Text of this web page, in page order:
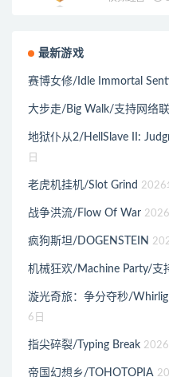
最新游戏
赛博女修/Idle Immortal
大步走/Big Walk/支持网络
地狱仆从2/HellSlave II:
日
老虎机挂机/Slot Grind 2026
战争洪流/Flow Of War
疯狗斯坦/DOGENSTEIN
机械狂欢/Machine Party/支
漩光奇旅：争分夺秒/
6日
指尖碎裂/Typing Break
帝国幻想乡/TOHOTOPIA